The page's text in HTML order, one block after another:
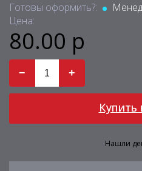
Готовы оформить?:
Цена:
80.00 р
− +
Купить
Нашли